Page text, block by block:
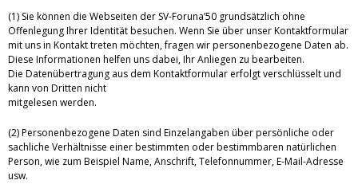
(1) Sie können die Webseiten der SV-Foruna’50 grundsätzlich ohne
Offenlegung Ihrer Identität besuchen. Wenn Sie über unser Kontaktformular
mit uns in Kontakt treten möchten, fragen wir personenbezogene Daten ab.
Diese Informationen helfen uns dabei, Ihr Anliegen zu bearbeiten.
Die Datenübertragung aus dem Kontaktformular erfolgt verschlüsselt und
kann von Dritten nicht
mitgelesen werden.
(2) Personenbezogene Daten sind Einzelangaben über persönliche oder
sachliche Verhältnisse einer bestimmten oder bestimmbaren natürlichen
Person, wie zum Beispiel Name, Anschrift, Telefonnummer, E-Mail-Adresse
usw.